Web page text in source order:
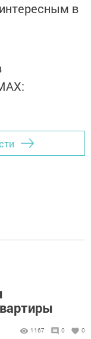
в
1167 0 0